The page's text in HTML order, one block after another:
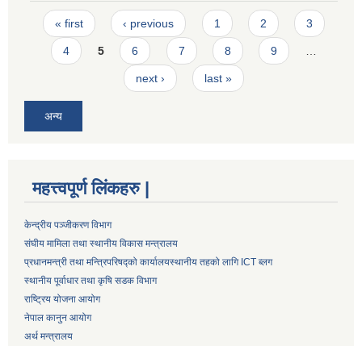
Pages
« first ‹ previous 1 2 3
4 5 6 7 8 9 …
next › last »
अन्य
महत्त्वपूर्ण लिंकहरु |
केन्द्रीय पञ्जीकरण विभाग
संघीय मामिला तथा स्थानीय विकास मन्त्रालय
प्रधानमन्त्री तथा मन्त्रिपरिषद्को कार्यालयस्थानीय तहको लागि ICT ब्लग
स्थानीय पूर्वाधार तथा कृषि सडक विभाग
राष्ट्रिय योजना आयोग
नेपाल कानुन आयोग
अर्थ मन्त्रालय